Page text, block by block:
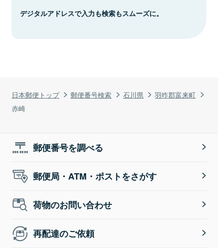
日本郵便トップ 郵便番号検索 石川県
羽咋郡富来町
赤崎
デジタルアドレスで入力も検索もスムーズに。
郵便番号を調べる
郵便局・ATM・ポストをさがす
荷物のお問い合わせ
再配達のご依頼